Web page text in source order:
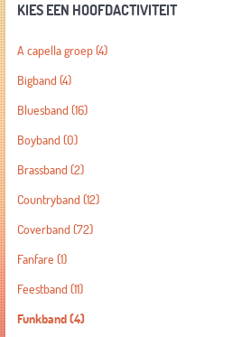
KIES EEN HOOFDACTIVITEIT
A capella groep(4)
Bigband (4)
Bluesband (16)
Boyband (0)
Brassband (2)
Countryband (12)
Coverband (72)
Fanfare (1)
Feestband (11)
Funkband(4)